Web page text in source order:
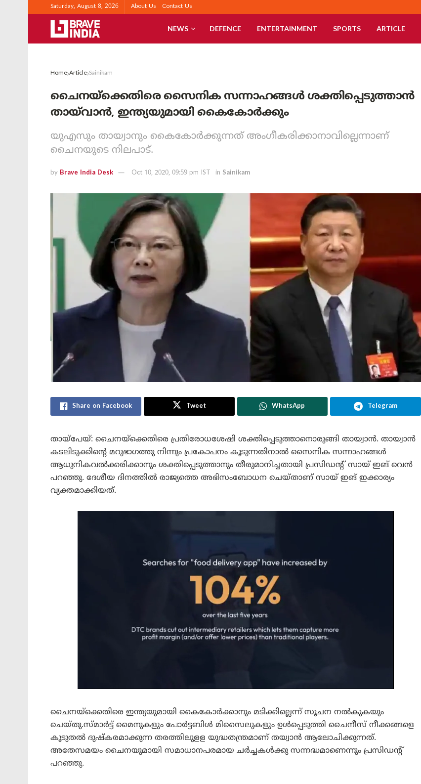
Saturday, August 8, 2026 About Us Contact Us
NEWS DEFENCE ENTERTAINMENT SPORTS ARTICLE
Home Article Sainikam
ചൈനയ്‌ക്കെതിരെ സൈനിക സന്നാഹങ്ങള്‍ ശക്തിപ്പെടുത്താന്‍
തായ്‌വാന്‍, ഇന്ത്യയുമായി കൈകോർക്കും
യുഎസും തായ്വാനും കൈകോര്‍ക്കുന്നത് അംഗീകരിക്കാനാവില്ലെന്നാണ്
ചൈനയുടെ നിലപാട്.
by Brave India Desk Oct 10, 2020, 09:59 pm IST in Sainikam
Share on Facebook Tweet WhatsApp Telegram
തായ്പേയ്: ചൈനയ്‌ക്കെതിരെ പ്രതിരോധശേഷി ശക്തിപ്പെടുത്താനൊരുങ്ങി തായ്വാന്‍. തായ്വാന്‍
കടലിടുക്കിന്റെ മറുഭാഗത്തു നിന്നും പ്രകോപനം കൂടുന്നതിനാല്‍ സൈനിക സന്നാഹങ്ങള്‍
ആധുനികവല്‍ക്കരിക്കാനും ശക്തിപ്പെടുത്താനും തീരുമാനിച്ചതായി പ്രസിഡന്റ് സായ് ഇങ് വെന്‍
പറഞ്ഞു. ദേശീയ ദിനത്തില്‍ രാജ്യത്തെ അഭിസംബോധന ചെയ്താണ് സായ് ഇങ് ഇക്കാര്യം
വ്യക്തമാക്കിയത്.
ചൈനയ്‌ക്കെതിരെ ഇന്ത്യയുമായി കൈകോർക്കാനും മടിക്കില്ലെന്ന് സൂചന നൽകുകയും
ചെയ്തു.സ്മാര്‍ട്ട് മൈനുകളും പോര്‍ട്ടബിള്‍ മിസൈലുകളും ഉള്‍പ്പെടുത്തി ചൈനീസ് നീക്കങ്ങളെ
കൂടുതല്‍ ദുഷ്‌കരമാക്കുന്ന തരത്തിലുളള യുദ്ധതന്ത്രമാണ് തയ്വാന്‍ ആലോചിക്കുന്നത്.
അതേസമയം ചൈനയുമായി സമാധാനപരമായ ചര്‍ച്ചകള്‍ക്കു സന്നദ്ധമാണെന്നും പ്രസിഡന്റ്
പറഞ്ഞു.